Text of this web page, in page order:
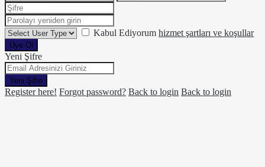
Kabul Ediyorum hizmet şartları ve koşullar
Üye Ol
Yeni Şifre
Yeni Şifre
Register here! Forgot password? Back to login Back to login